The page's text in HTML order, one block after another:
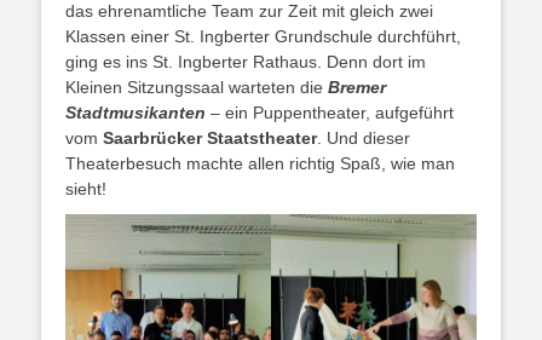
das ehrenamtliche Team zur Zeit mit gleich zwei
Klassen einer St. Ingberter Grundschule durchführt,
ging es ins St. Ingberter Rathaus. Denn dort im
Kleinen Sitzungssaal warteten die Bremer
Stadtmusikanten – ein Puppentheater, aufgeführt
vom Saarbrücker Staatstheater. Und dieser
Theaterbesuch machte allen richtig Spaß, wie man
sieht!